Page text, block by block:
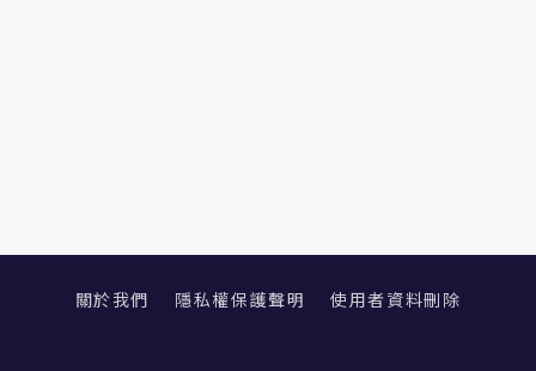
關於我們 隱私權保護聲明 使用者資料刪除